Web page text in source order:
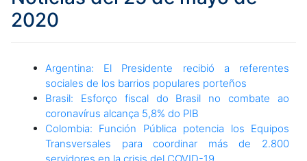
2020
Argentina: El Presidente recibió a referentes
sociales de los barrios populares porteños
Brasil: Esforço fiscal do Brasil no combate ao
coronavírus alcança 5,8% do PIB
Colombia: Función Pública potencia los Equipos
Transversales para coordinar más de 2.800